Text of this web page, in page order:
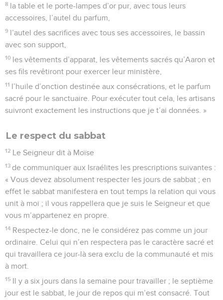
8 la table et le porte-lampes d’or pur, avec tous leurs
accessoires, l’autel du parfum,
9 l’autel des sacrifices avec tous ses accessoires, le bassin
avec son support,
10 les vêtements d’apparat, les vêtements sacrés qu’Aaron et
ses fils revêtiront pour exercer leur ministère,
11 l’huile d’onction destinée aux consécrations, et le parfum
sacré pour le sanctuaire. Pour exécuter tout cela, les artisans
suivront exactement les instructions que je t’ai données. »
Le respect du sabbat
12 Le Seigneur dit à Moïse
13 de communiquer aux Israélites les prescriptions suivantes :
« Vous devez absolument respecter les jours de sabbat ; en
effet le sabbat manifestera en tout temps la relation qui vous
unit à moi ; il vous rappellera que je suis le Seigneur et que
vous m’appartenez en propre.
14 Respectez-le donc, ne le considérez pas comme un jour
ordinaire. Celui qui n’en respectera pas le caractère sacré et
qui travaillera ce jour-là sera exclu de la communauté et mis
à mort.
15 Il y a six jours dans la semaine pour travailler ; le septième
jour est le sabbat, le jour de repos qui m’est consacré. Tout